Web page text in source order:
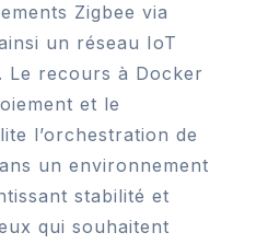
Zigbee via
un réseau IoT
Le recours à Docker
et le
l’orchestration de
un environnement
stabilité et
qui souhaitent